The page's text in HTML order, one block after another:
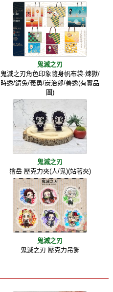
鬼滅之刃
鬼滅之刃角色印象隨身帆布袋-煉獄/
時透/錆兔/義勇/炭治郎/善逸(有實品
圖)
鬼滅之刃
獪岳 壓克力夾(人/鬼)(站著夾)
鬼滅之刃
鬼滅之刃 壓克力吊飾